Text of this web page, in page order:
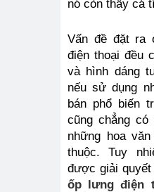
nó còn thấy cá
Vấn đề đặt ra
điện thoại đều
và hình dáng
nếu sử dụng
bán phổ biến
cũng chẳng
những hoa
thuộc. Tuy
được giải quyết
ốp lưng điện